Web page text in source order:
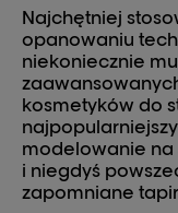
Najchętniej
opanowaniu
niekoniecznie
kosmetyków do
modelowanie na
i niegdyś
zapomniane